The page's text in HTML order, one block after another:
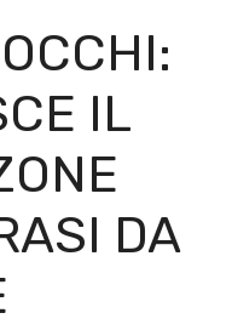
IL
DA